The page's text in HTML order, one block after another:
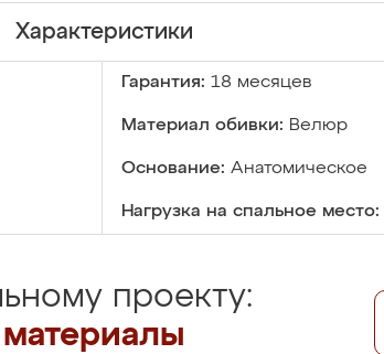
Характеристики
Гарантия: 18 месяцев
Материал обивки: Велюр
Основание: Анатомическое
Нагрузка на спальное место:
проекту: